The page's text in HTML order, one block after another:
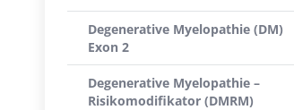
Degenerative Myelopathie (DM)
Exon 2
Degenerative Myelopathie –
Risikomodifikator (DMRM)